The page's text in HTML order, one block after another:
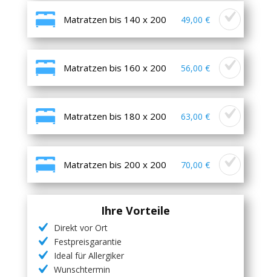
Matratzen bis 140 x 200 49,00 €
Matratzen bis 160 x 200 56,00 €
Matratzen bis 180 x 200 63,00 €
Matratzen bis 200 x 200 70,00 €
Ihre Vorteile
Direkt vor Ort
Festpreisgarantie
Ideal für Allergiker
Wunschtermin